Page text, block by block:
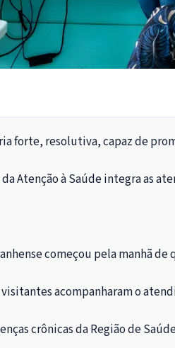
forte, resolutiva, capaz de
Atenção à Saúde integra as
começou pela manhã
acompanharam o
crônicas da Região de